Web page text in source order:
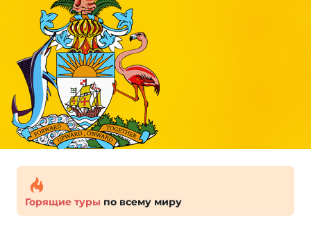
Горящие туры по всему миру